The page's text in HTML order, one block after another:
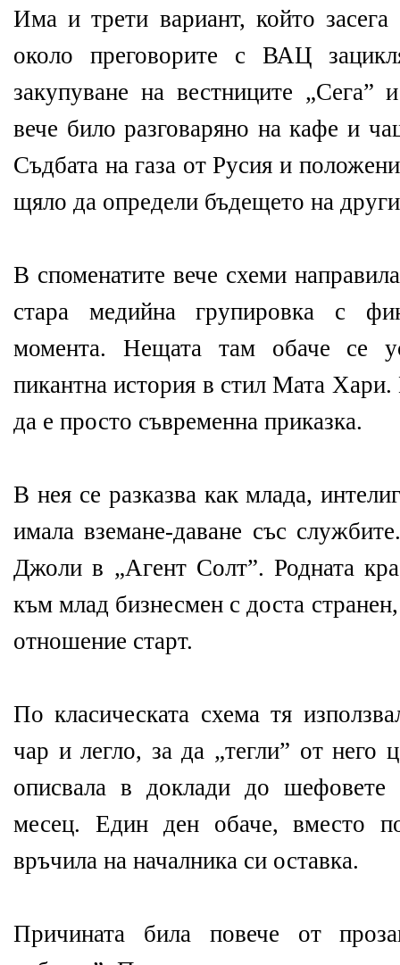
Има и трети вариант, който
около преговорите с ВАЦ
закупуване на вестниците „Сега”
вече било разговаряно на кафе и
Съдбата на газа от Русия и
щяло да определи бъдещето на
В споменатите вече схеми
стара медийна групировка с
момента. Нещата там обаче се
пикантна история в стил Мата
да е просто съвременна приказка.
В нея се разказва как млада,
имала вземане-даване със
Джоли в „Агент Солт”. Родната
към млад бизнесмен с доста
отношение старт.
По класическата схема тя
чар и легло, за да „тегли” от него
описвала в доклади до
месец. Един ден обаче, вместо
връчила на началника си оставка.
Причината била повече от